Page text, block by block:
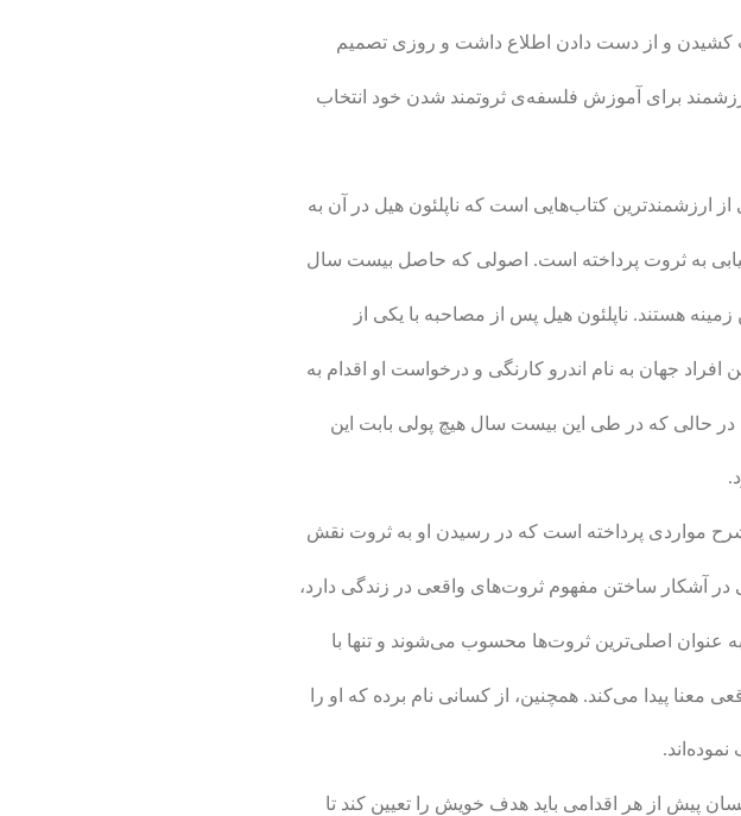
و از دست دادن اطلاع داشت و روزی تصمیم
برای آموزش فلسفه‌ی ثروتمند شدن خود انتخاب
ارزشمندترین کتاب‌هایی است که ناپلئون هیل در آن به
به ثروت پرداخته است. اصولی که حاصل بیست سال
هستند. ناپلئون هیل پس از مصاحبه­ با یکی از
افراد جهان به نام اندرو کارنگی و درخواست او اقدام به
در حالی که در طی این بیست سال هیچ پولی بابت این
شرح مواردی پرداخته است که در رسیدن او به ثروت نقش
در آشکار ساختن مفهوم ثروت‌های واقعی در زندگی دارد،
عنوان اصلی‌­ترین ثروت‌ها محسوب می‌­شوند و تنها با
پیدا می‌­کند. همچنین، از کسانی نام برده که او را
پیش از هر اقدامی باید هدف خویش را تعیین کند تا